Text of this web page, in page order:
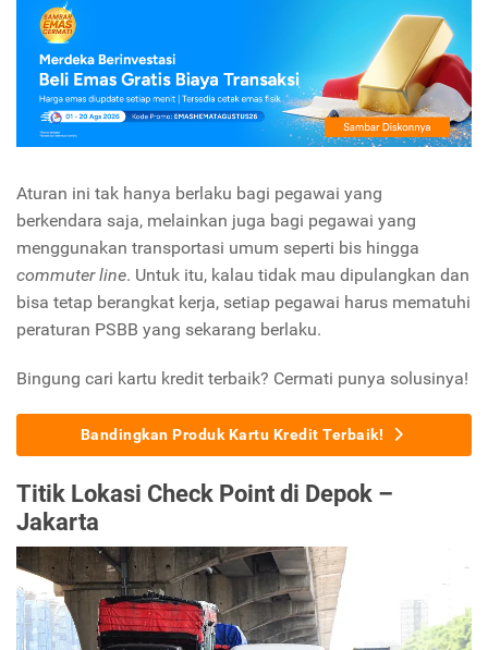
Aturan ini tak hanya berlaku bagi pegawai yang
berkendara saja, melainkan juga bagi pegawai yang
menggunakan transportasi umum seperti bis hingga
commuter line. Untuk itu, kalau tidak mau dipulangkan dan
bisa tetap berangkat kerja, setiap pegawai harus mematuhi
peraturan PSBB yang sekarang berlaku.
Bingung cari kartu kredit terbaik? Cermati punya solusinya!
Bandingkan Produk Kartu Kredit Terbaik!
Titik Lokasi Check Point di Depok –
Jakarta